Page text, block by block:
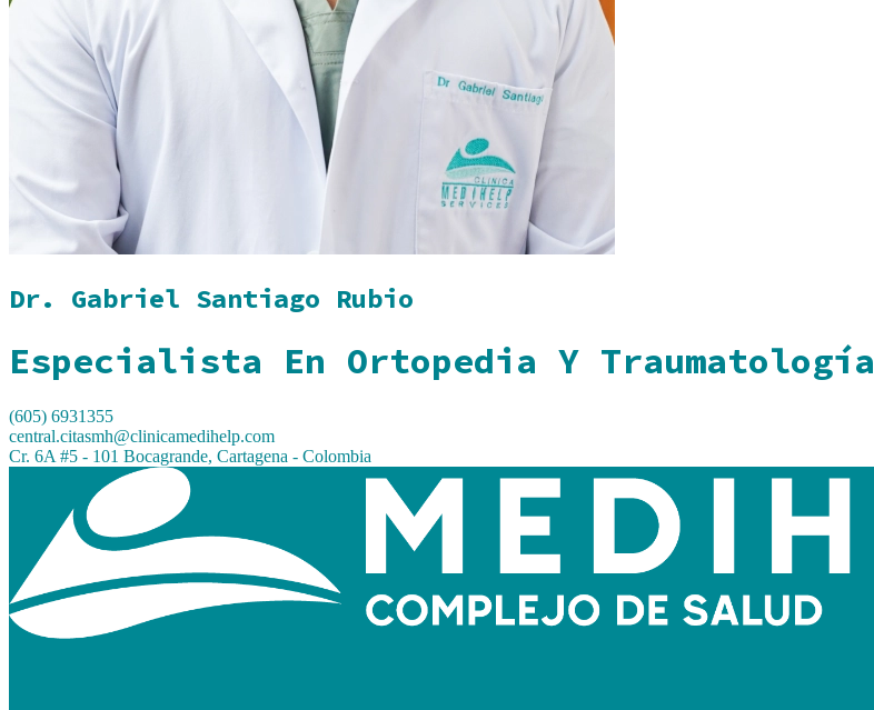
Dr. Gabriel Santiago Rubio
Especialista En Ortopedia Y Traumatología
(605) 6931355
central.citasmh@clinicamedihelp.com
Cr. 6A #5 - 101 Bocagrande, Cartagena - Colombia